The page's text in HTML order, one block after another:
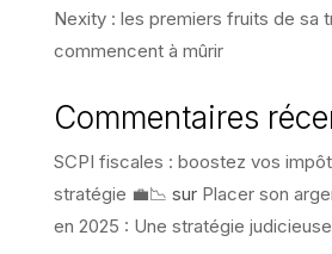
Nexity : les premiers fruits de sa
commencent à mûrir
Commentaires
SCPI fiscales : boostez vos
stratégie 💼📉 sur Placer son
en 2025 : Une stratégie